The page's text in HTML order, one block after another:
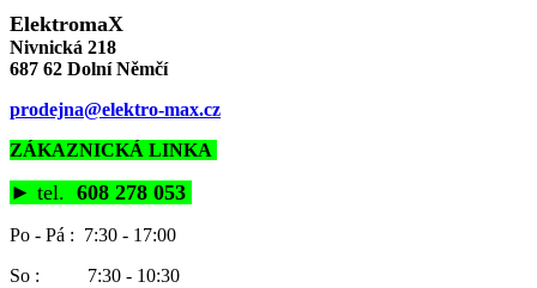
ElektromaX
Nivnická 218
687 62 Dolní Němčí
prodejna@elektro-max.cz
ZÁKAZNICKÁ LINKA
► tel. 608 278 053
Po - Pá : 7:30 - 17:00
So : 7:30 - 10:30